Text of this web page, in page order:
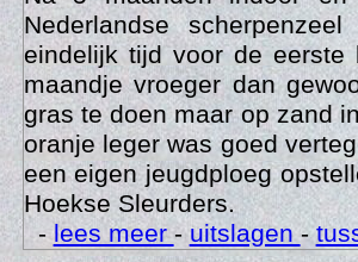
Na 5 maanden indoor
Nederlandse
eindelijk tijd voor de eerste
maandje vroeger dan
gras te doen maar op zand
oranje leger was goed
een eigen jeugdploeg
Hoekse Sleurders.